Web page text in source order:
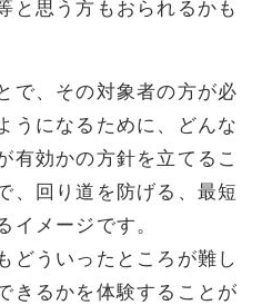
と思う方もおられるかも
で、その対象者の方が必
うになるために、どんな
有効かの方針を立てるこ
、回り道を防げる、最短
イメージです。
どういったところが難し
きるかを体験することが